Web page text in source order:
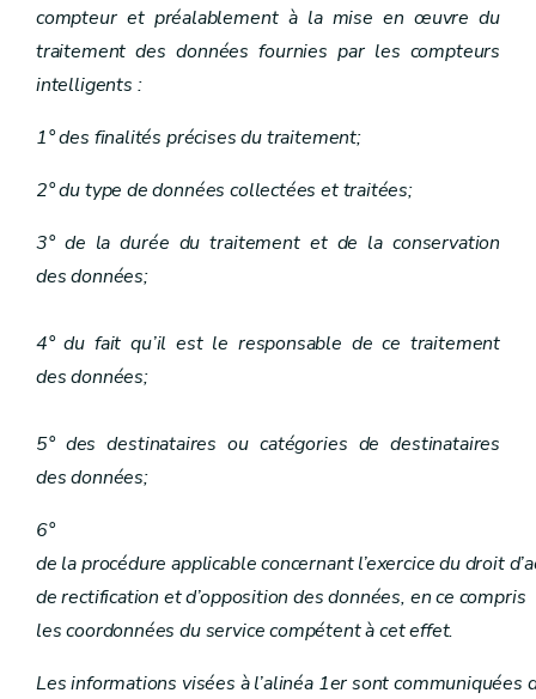
compteur et préalablement à la mise en œuvre du
traitement des données fournies par les compteurs
intelligents :
1° des finalités précises du traitement;
2° du type de données collectées et traitées;
3° de la durée du traitement et de la conservation
des données;
4° du fait qu’il est le responsable de ce traitement
des données;
5° des destinataires ou catégories de destinataires
des données;
6°
de la procédure applicable concernant l’exercice du droit
de rectification et d’opposition des données, en ce compris
les coordonnées du service compétent à cet effet.
Les informations visées à l’alinéa 1er sont